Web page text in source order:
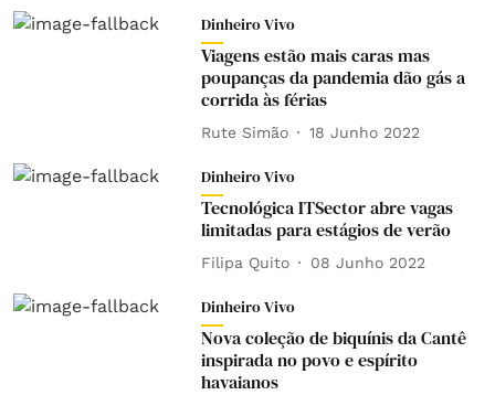
Dinheiro Vivo
Viagens estão mais caras mas
poupanças da pandemia dão gás a
corrida às férias
Rute Simão 18 Junho 2022
Dinheiro Vivo
Tecnológica ITSector abre vagas
limitadas para estágios de verão
Filipa Quito 08 Junho 2022
Dinheiro Vivo
Nova coleção de biquínis da Cantê
inspirada no povo e espírito
havaianos